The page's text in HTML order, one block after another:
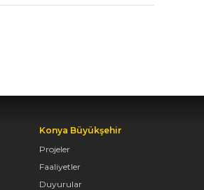
Konya Büyükşehir
Projeler
Faaliyetler
Duyurular